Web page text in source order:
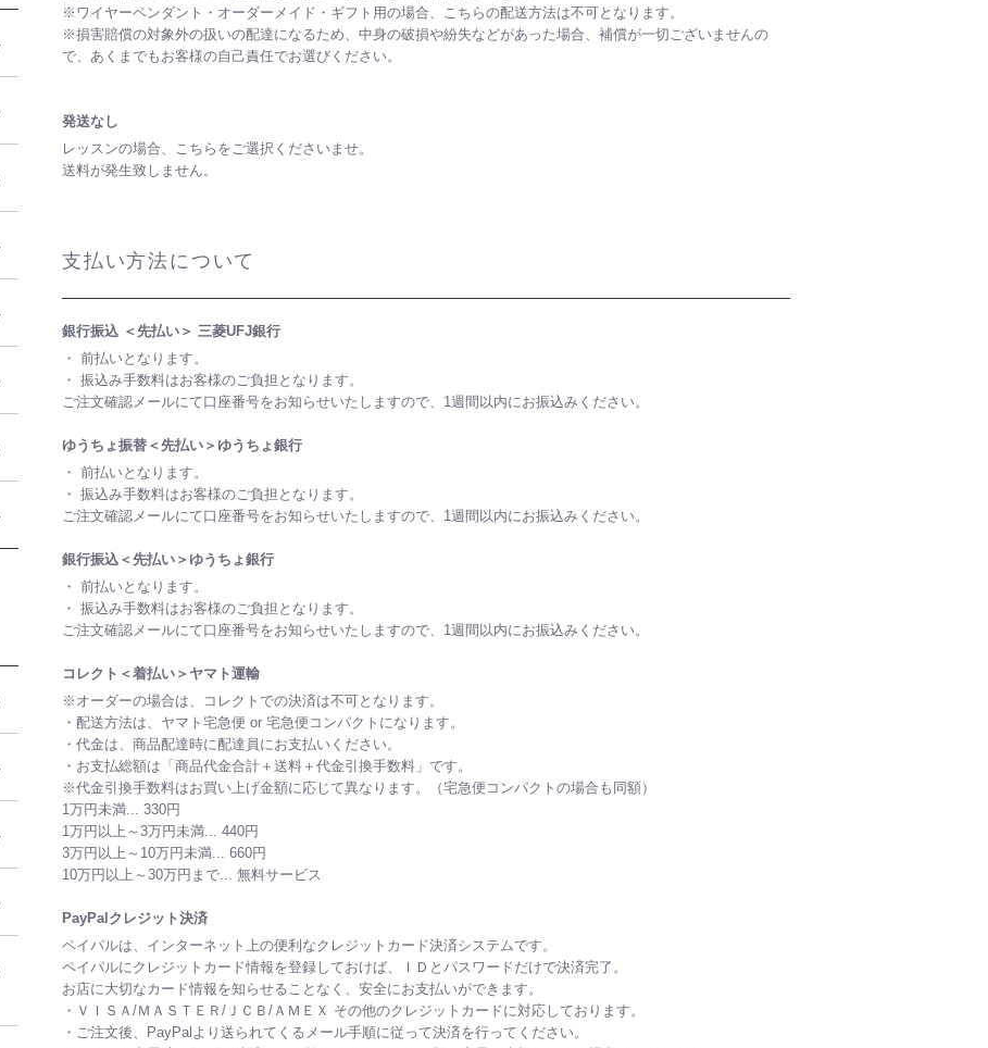
※ワイヤーペンダント・オーダーメイド・ギフト用の場合、こちらの配送方法は不可となります。
※損害賠償の対象外の扱いの配達になるため、中身の破損や紛失などがあった場合、補償が一切ございませんの
で、あくまでもお客様の自己責任でお選びください。
発送なし
レッスンの場合、こちらをご選択くださいませ。
送料が発生致しません。
支払い方法について
銀行振込 ＜先払い＞ 三菱UFJ銀行
・ 前払いとなります。
・ 振込み手数料はお客様のご負担となります。
ご注文確認メールにて口座番号をお知らせいたしますので、1週間以内にお振込みください。
ゆうちょ振替＜先払い＞ゆうちょ銀行
・ 前払いとなります。
・ 振込み手数料はお客様のご負担となります。
ご注文確認メールにて口座番号をお知らせいたしますので、1週間以内にお振込みください。
銀行振込＜先払い＞ゆうちょ銀行
・ 前払いとなります。
・ 振込み手数料はお客様のご負担となります。
ご注文確認メールにて口座番号をお知らせいたしますので、1週間以内にお振込みください。
コレクト＜着払い＞ヤマト運輸
※オーダーの場合は、コレクトでの決済は不可となります。
・配送方法は、ヤマト宅急便 or 宅急便コンパクトになります。
・代金は、商品配達時に配達員にお支払いください。
・お支払総額は「商品代金合計＋送料＋代金引換手数料」です。
※代金引換手数料はお買い上げ金額に応じて異なります。（宅急便コンパクトの場合も同額）
1万円未満... 330円
1万円以上～3万円未満... 440円
3万円以上～10万円未満... 660円
10万円以上～30万円まで... 無料サービス
PayPalクレジット決済
ペイパルは、インターネット上の便利なクレジットカード決済システムです。
ペイパルにクレジットカード情報を登録しておけば、ＩＤとパスワードだけで決済完了。
お店に大切なカード情報を知らせることなく、安全にお支払いができます。
・ＶＩＳＡ/ＭＡＳＴＥＲ/ＪＣＢ/ＡＭＥＸ その他のクレジットカードに対応しております。
・ご注文後、PayPalより送られてくるメール手順に従って決済を行ってください。